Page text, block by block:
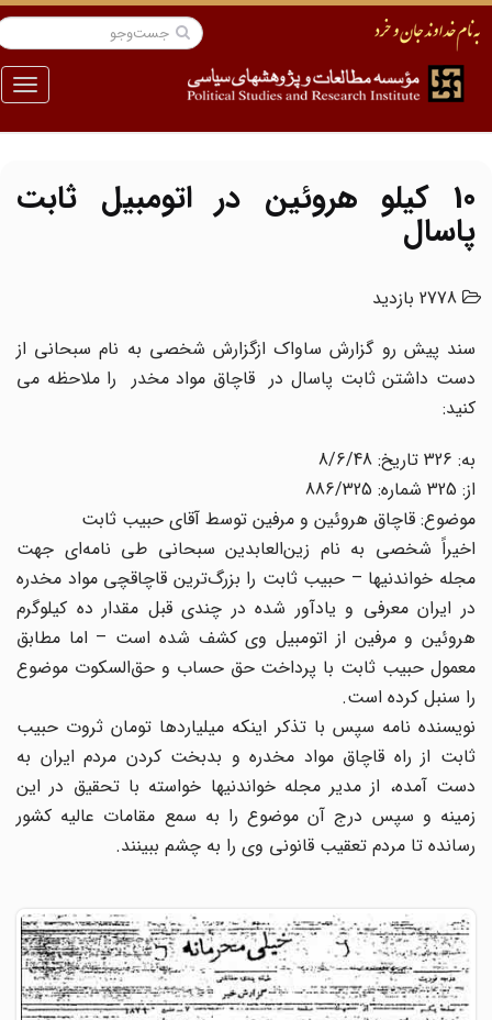
منو
10 کیلو هروئین در اتومبیل ثابت
پاسال
2778 بازدید
سند پیش رو گزارش ساواک ازگزارش شخصی به نام سبحانی از
دست داشتن ثابت پاسال در قاچاق مواد مخدر را ملاحظه می
کنید:
به: 326 تاریخ: 8/6/48
از: 325 شماره: 886/325
موضوع: قاچاق هروئین و مرفین توسط آقای حبیب ثابت
اخیراً شخصی به نام زین‌العابدین سبحانی طی نامه‌ای جهت
مجله خواندنیها – حبیب ثابت را بزرگ‌ترین قاچاقچی مواد مخدره
در ایران معرفی و یادآور شده در چندی قبل مقدار ده کیلوگرم
هروئین و مرفین از اتومبیل وی کشف شده است – اما مطابق
معمول حبیب ثابت با پرداخت حق حساب و حق‌السکوت موضوع
را سنبل کرده است.
نویسنده نامه سپس با تذکر اینکه میلیاردها تومان ثروت حبیب
ثابت از راه قاچاق مواد مخدره و بدبخت کردن مردم ایران به
دست آمده، از مدیر مجله خواندنیها خواسته با تحقیق در این
زمینه و سپس درج آن موضوع را به سمع مقامات عالیه کشور
رسانده تا مردم تعقیب قانونی وی را به چشم ببینند.